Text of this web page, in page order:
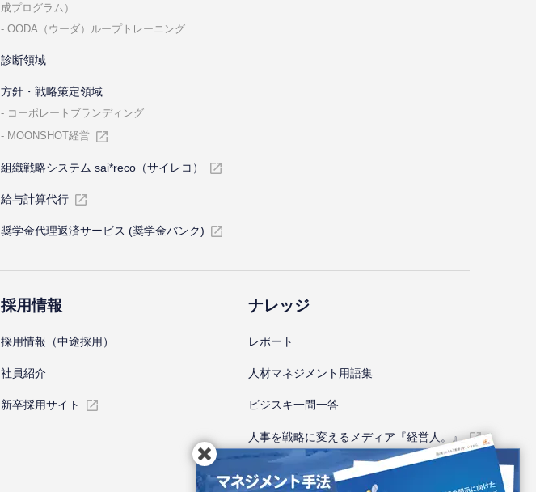
成プログラム）
OODA（ウーダ）ループトレーニング
診断領域
⽅針・戦略策定領域
コーポレートブランディング
MOONSHOT経営
組織戦略システム sai*reco（サイレコ）
給与計算代⾏
奨学金代理返済サービス (奨学金バンク)
採⽤情報
採⽤情報（中途採⽤）
社員紹介
新卒採⽤サイト
ナレッジ
レポート
⼈材マネジメント⽤語集
ビジスキ⼀問⼀答
人事を戦略に変えるメディア『経営人。』